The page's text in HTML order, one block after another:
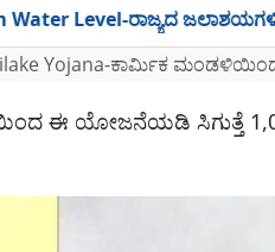
ರಾಜ್ಯದ ಜಲಾಶಯಗಳಿಗೆ ಒಂದೇ
ilake Yojana-ಕಾರ್ಮಿಕ
ಈ ಯೋಜನೆಯಡಿ ಸಿಗುತ್ತೆ